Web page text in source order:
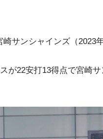
崎サンシャインズ（2023
が22安打13得点で宮崎